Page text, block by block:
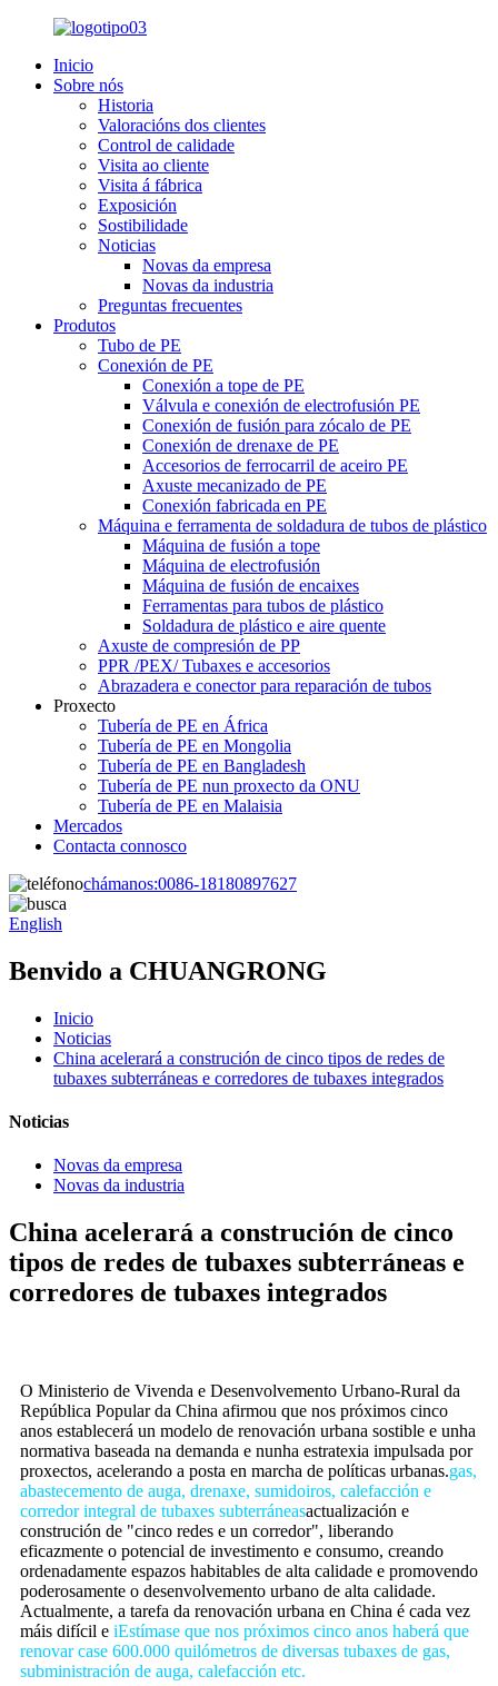
Inicio
Sobre nós
Historia
Valoracións dos clientes
Control de calidade
Visita ao cliente
Visita á fábrica
Exposición
Sostibilidade
Noticias
Novas da empresa
Novas da industria
Preguntas frecuentes
Produtos
Tubo de PE
Conexión de PE
Conexión a tope de PE
Válvula e conexión de electrofusión PE
Conexión de fusión para zócalo de PE
Conexión de drenaxe de PE
Accesorios de ferrocarril de aceiro PE
Axuste mecanizado de PE
Conexión fabricada en PE
Máquina e ferramenta de soldadura de tubos de plástico
Máquina de fusión a tope
Máquina de electrofusión
Máquina de fusión de encaixes
Ferramentas para tubos de plástico
Soldadura de plástico e aire quente
Axuste de compresión de PP
PPR /PEX/ Tubaxes e accesorios
Abrazadera e conector para reparación de tubos
Proxecto
Tubería de PE en África
Tubería de PE en Mongolia
Tubería de PE en Bangladesh
Tubería de PE nun proxecto da ONU
Tubería de PE en Malaisia
Mercados
Contacta connosco
chámanos:0086-18180897627
English
Benvido a CHUANGRONG
Inicio
Noticias
China acelerará a construción de cinco tipos de redes de
tubaxes subterráneas e corredores de tubaxes integrados
Noticias
Novas da empresa
Novas da industria
China acelerará a construción de cinco
tipos de redes de tubaxes subterráneas e
corredores de tubaxes integrados
O Ministerio de Vivenda e Desenvolvemento Urbano-Rural da
República Popular da China afirmou que nos próximos cinco
anos establecerá un modelo de renovación urbana sostible e unha
normativa baseada na demanda e nunha estratexia impulsada por
proxectos, acelerando a posta en marcha de políticas urbanas.gas,
abastecemento de auga, drenaxe, sumidoiros, calefacción e
corredor integral de tubaxes subterráneasactualización e
construción de "cinco redes e un corredor", liberando
eficazmente o potencial de investimento e consumo, creando
ordenadamente espazos habitables de alta calidade e promovendo
poderosamente o desenvolvemento urbano de alta calidade.
Actualmente, a tarefa da renovación urbana en China é cada vez
máis difícil e iEstímase que nos próximos cinco anos haberá que
renovar case 600.000 quilómetros de diversas tubaxes de gas,
subministración de auga, calefacción etc.